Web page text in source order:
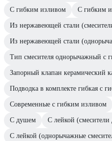
C гибким изливом С гибким
Из нержавеющей стали
Из нержавеющей стали
Тип смесителя однорычажный с
Запорный клапан керамический
Подводка в комплекте гибкая с
Современные с гибким изливом
С душем С лейкой (смесители
С лейкой (однорычажные